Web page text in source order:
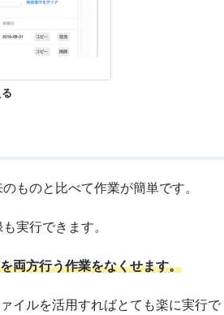
ものと比べて作業が簡単です。
実行できます。
両方行う作業をなくせます。
イルを活用すればとても楽に実行で